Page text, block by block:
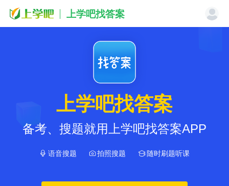
上学吧找答案
上学吧找答案
备考、搜题就用上学吧找答案APP
语音搜题 拍照搜题 随时刷题听课